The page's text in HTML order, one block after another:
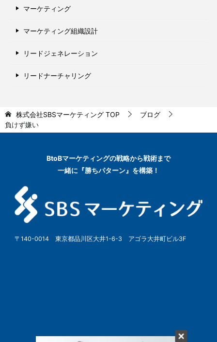
マーケティング
マーケティング組織設計
リードジェネレーション
リードナーチャリング
株式会社SBSマーケティング TOP
ブログ
負けず嫌い
BtoBマーケティングの戦略から戦術まで
一緒に『勝ちパターン』を構築！
〒140-0014 東京都品川区大井1-6-3 アゴラ大井町ビル3F